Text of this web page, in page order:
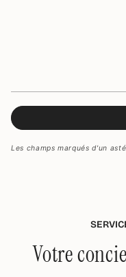
Les champs marqués d'un
Votre